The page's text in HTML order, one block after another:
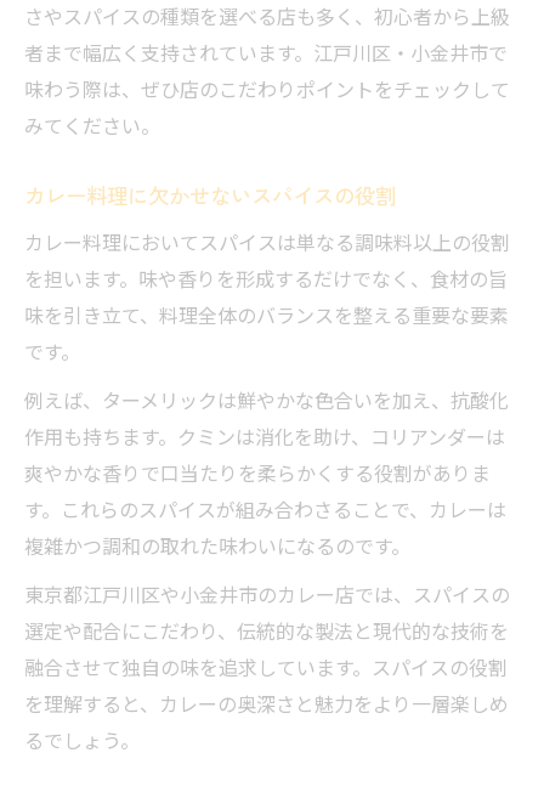
さやスパイスの種類を選べる店も多く、初心者から上級
者まで幅広く支持されています。江戸川区・小金井市で
味わう際は、ぜひ店のこだわりポイントをチェックして
みてください。
カレー料理に欠かせないスパイスの役割
カレー料理においてスパイスは単なる調味料以上の役割
を担います。味や香りを形成するだけでなく、食材の旨
味を引き立て、料理全体のバランスを整える重要な要素
です。
例えば、ターメリックは鮮やかな色合いを加え、抗酸化
作用も持ちます。クミンは消化を助け、コリアンダーは
爽やかな香りで口当たりを柔らかくする役割がありま
す。これらのスパイスが組み合わさることで、カレーは
複雑かつ調和の取れた味わいになるのです。
東京都江戸川区や小金井市のカレー店では、スパイスの
選定や配合にこだわり、伝統的な製法と現代的な技術を
融合させて独自の味を追求しています。スパイスの役割
を理解すると、カレーの奥深さと魅力をより一層楽しめ
るでしょう。